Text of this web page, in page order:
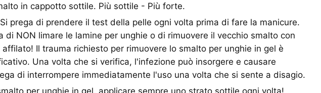
in cappotto sottile. Più sottile - Più forte.
Si prega di prendere il test della pelle ogni volta prima di fare la manicure.
di NON limare le lamine per unghie o di rimuovere il vecchio smalto con
Il trauma richiesto per rimuovere lo smalto per unghie in gel è
Una volta che si verifica, l'infezione può insorgere e causare
di interrompere immediatamente l'uso una volta che si sente a disagio.
per unghie in gel, applicare sempre uno strato sottile ogni volta!